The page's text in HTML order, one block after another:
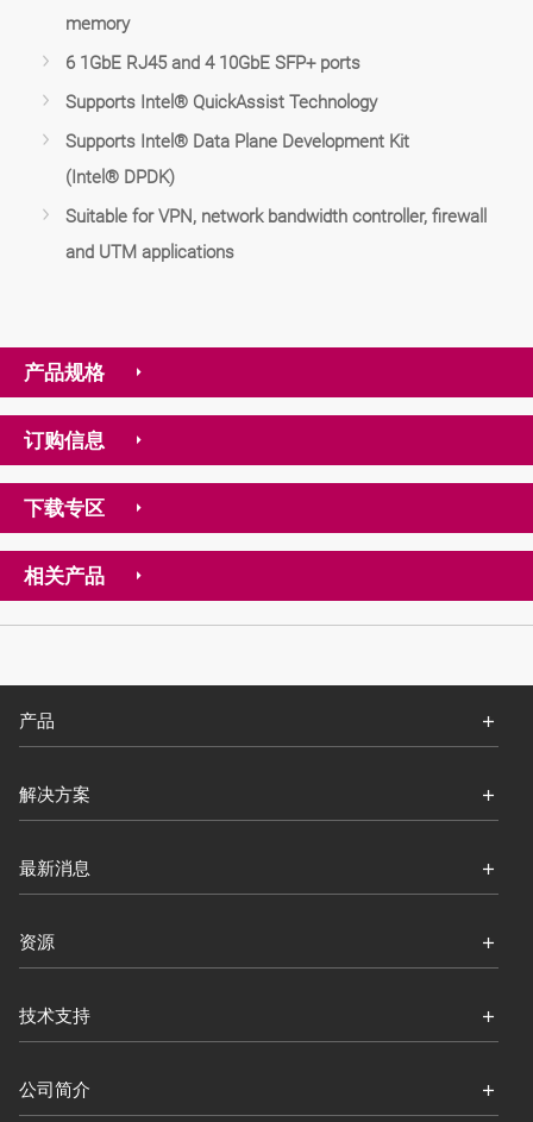
memory
6 1GbE RJ45 and 4 10GbE SFP+ ports
Supports Intel® QuickAssist Technology
Supports Intel® Data Plane Development Kit
(Intel® DPDK)
Suitable for VPN, network bandwidth controller, firewall
and UTM applications
产品规格
订购信息
下载专区
相关产品
产品
解决方案
最新消息
资源
技术支持
公司简介